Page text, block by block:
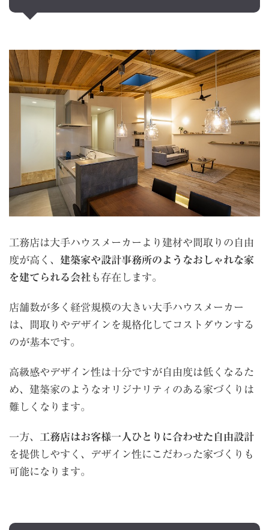
工務店は大手ハウスメーカーより建材や間取りの自由
度が高く、 建築家や設計事務所のようなおしゃれな家
を建てられる会社 も存在します。
店舗数が多く経営規模の大きい大手ハウスメーカー
は、間取りやデザインを規格化してコストダウンする
のが基本です。
高級感やデザイン性は十分ですが自由度は低くなるた
め、建築家のようなオリジナリティのある家づくりは
難しくなります。
一方、
工務店はお客様一人ひとりに合わせた自由設計
を提供しやすく、デザイン性にこだわった家づくりも
可能になります。